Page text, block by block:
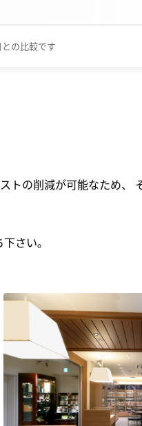
の比較です
トの削減が可能なため、
さい｡